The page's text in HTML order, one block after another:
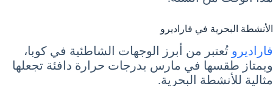
الأنشطة البحرية في فاراديرو
فاراديرو تُعتبر من أبرز الوجهات الشاطئية في كوبا،
ويمتاز طقسها في مارس بدرجات حرارة دافئة تجعلها
مثالية للأنشطة البحرية.